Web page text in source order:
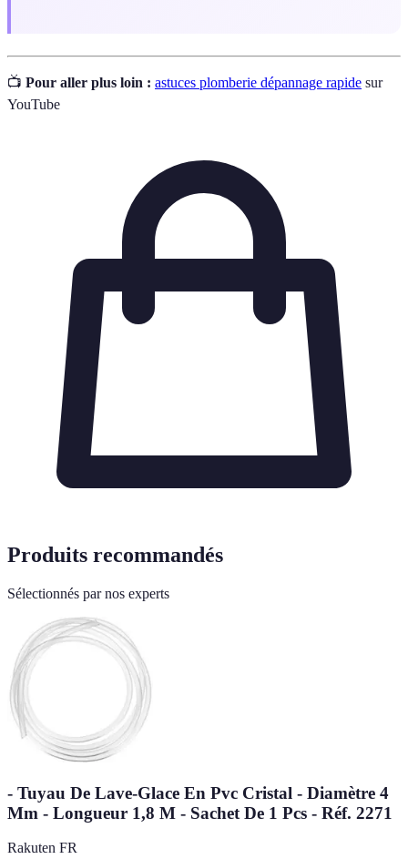
📺 Pour aller plus loin : astuces plomberie dépannage rapide sur
YouTube
Produits recommandés
Sélectionnés par nos experts
- Tuyau De Lave-Glace En Pvc Cristal - Diamètre 4
Mm - Longueur 1,8 M - Sachet De 1 Pcs - Réf. 2271
Rakuten FR